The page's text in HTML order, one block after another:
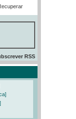
RSS